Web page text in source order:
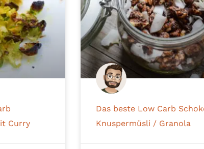
Curry
Das beste Low Carb
Knuspermüsli / Granola